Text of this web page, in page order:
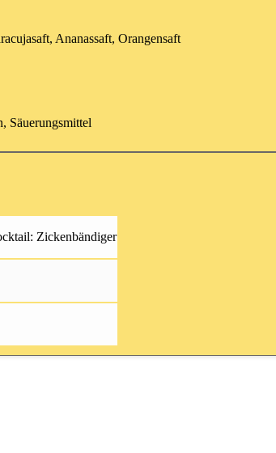
Ananassaft, Orangensaft
Säuerungsmittel
Zickenbändiger